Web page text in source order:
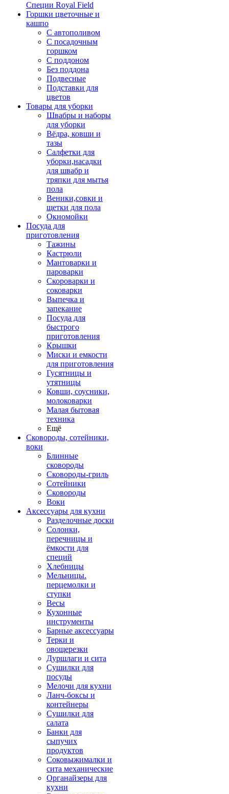
Специи Royal Field
Горшки цветочные и
кашпо
С автополивом
С посадочным
горшком
С поддоном
Без поддона
Подвесные
Подставки для
цветов
Товары для уборки
Швабры и наборы
для уборки
Вёдра, ковши и
тазы
Салфетки для
уборки,насадки
для швабр и
тряпки для мытья
пола
Веники,совки и
щетки для пола
Окномойки
Посуда для
приготовления
Тажины
Кастрюли
Мантоварки и
пароварки
Скороварки и
соковарки
Выпечка и
запекание
Посуда для
быстрого
приготовления
Крышки
Миски и емкости
для приготовления
Гусятницы и
утятницы
Ковши, соусники,
молоковарки
Малая бытовая
техника
Ещё
Сковороды, сотейники,
воки
Блинные
сковороды
Сковороды-гриль
Сотейники
Сковороды
Воки
Аксессуары для кухни
Разделочные доски
Солонки,
перечницы и
ёмкости для
специй
Хлебницы
Мельницы.
перцемолки и
ступки
Весы
Кухонные
инструменты
Барные аксессуары
Терки и
овощерезки
Дуршлаги и сита
Сушилки для
посуды
Мелочи для кухни
Ланч-боксы и
контейнеры
Сушилки для
салата
Банки для
сыпучих
продуктов
Соковыжималки и
сита механические
Органайзеры для
кухни